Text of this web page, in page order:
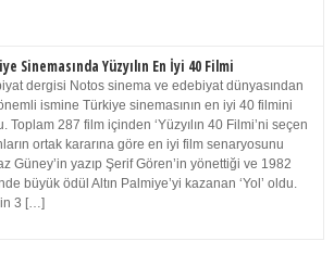
Sinemasında Yüzyılın En İyi 40 Filmi
dergisi Notos sinema ve edebiyat dünyasından
ismine Türkiye sinemasının en iyi 40 filmini
Toplam 287 film içinden ‘Yüzyılın 40 Filmi’ni seçen
ortak kararına göre en iyi film senaryosunu
Güney’in yazıp Şerif Gören’in yönettiği ve 1982
büyük ödül Altın Palmiye’yi kazanan ‘Yol’ oldu.
3 […]